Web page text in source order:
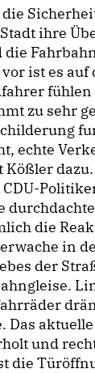
ihre
die
ist es auf
zu sehr
echte
Kößler
CDU-
die
in
der
und
die